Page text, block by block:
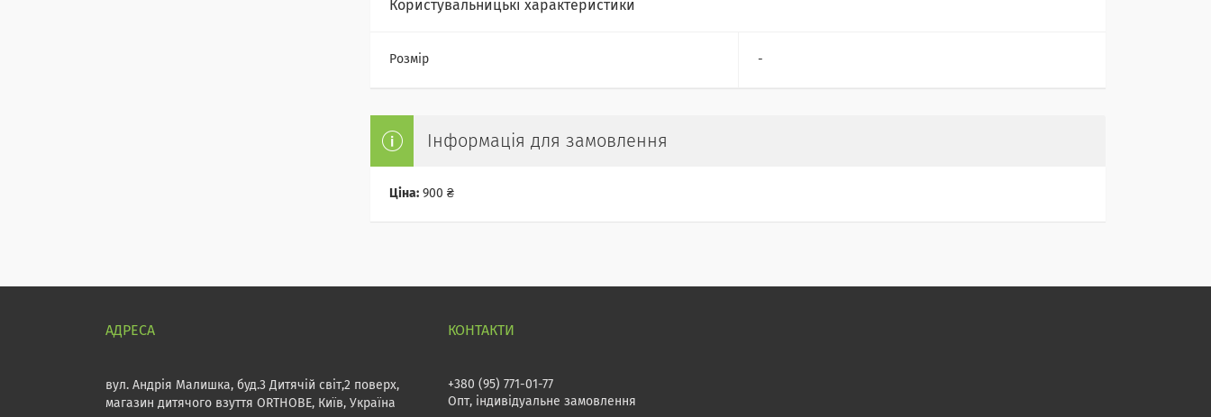
Користувальницькі характеристики
Розмір -
Інформація для замовлення
Ціна: 900 ₴
вул. Андрія Малишка, буд.3 Дитячій світ,2 поверх,
магазин дитячого взуття ORTHOBE, Київ, Україна
+380 (95) 771-01-77
Опт, індивідуальне замовлення